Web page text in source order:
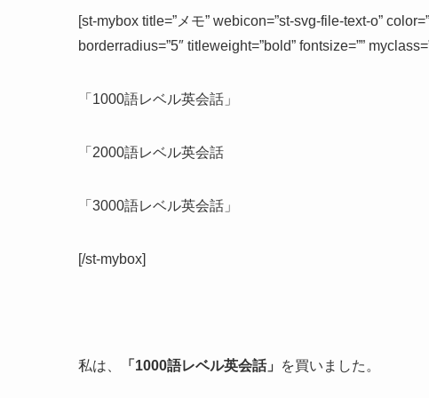
[st-mybox title=”メモ” webicon=”st-svg-file-text-o”
borderradius=”5″ titleweight=”bold” fontsize=””
「1000語レベル英会話」
「2000語レベル英会話
「3000語レベル英会話」
[/st-mybox]
私は、 「1000語レベル英会話」 を買いました。